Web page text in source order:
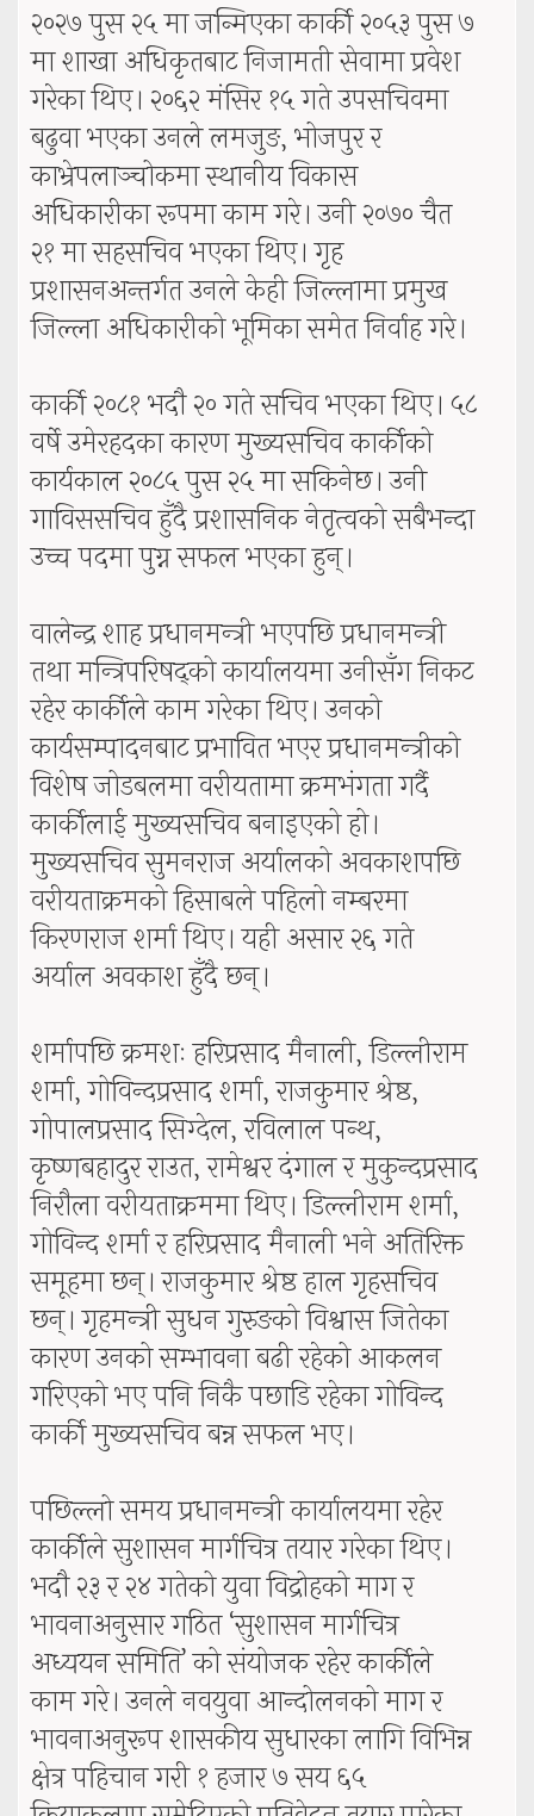
२०२७ पुस २५ मा जन्मिएका कार्की २०५३ पुस ७
मा शाखा अधिकृतबाट निजामती सेवामा प्रवेश
गरेका थिए। २०६२ मंसिर १५ गते उपसचिवमा
बढुवा भएका उनले लमजुङ, भोजपुर र
काभ्रेपलाञ्चोकमा स्थानीय विकास
अधिकारीका रूपमा काम गरे। उनी २०७० चैत
२१ मा सहसचिव भएका थिए। गृह
प्रशासनअन्तर्गत उनले केही जिल्लामा प्रमुख
जिल्ला अधिकारीको भूमिका समेत निर्वाह गरे।
कार्की २०८१ भदौ २० गते सचिव भएका थिए। ५८
वर्षे उमेरहदका कारण मुख्यसचिव कार्कीको
कार्यकाल २०८५ पुस २५ मा सकिनेछ। उनी
गाविससचिव हुँदै प्रशासनिक नेतृत्वको सबैभन्दा
उच्च पदमा पुग्न सफल भएका हुन्।
वालेन्द्र शाह प्रधानमन्त्री भएपछि प्रधानमन्त्री
तथा मन्त्रिपरिषद्को कार्यालयमा उनीसँग निकट
रहेर कार्कीले काम गरेका थिए। उनको
कार्यसम्पादनबाट प्रभावित भएर प्रधानमन्त्रीको
विशेष जोडबलमा वरीयतामा क्रमभंगता गर्दै
कार्कीलाई मुख्यसचिव बनाइएको हो।
मुख्यसचिव सुमनराज अर्यालको अवकाशपछि
वरीयताक्रमको हिसाबले पहिलो नम्बरमा
किरणराज शर्मा थिए। यही असार २६ गते
अर्याल अवकाश हुँदै छन्।
शर्मापछि क्रमशः हरिप्रसाद मैनाली, डिल्लीराम
शर्मा, गोविन्दप्रसाद शर्मा, राजकुमार श्रेष्ठ,
गोपालप्रसाद सिग्देल, रविलाल पन्थ,
कृष्णबहादुर राउत, रामेश्वर दंगाल र मुकुन्दप्रसाद
निरौला वरीयताक्रममा थिए। डिल्लीराम शर्मा,
गोविन्द शर्मा र हरिप्रसाद मैनाली भने अतिरिक्त
समूहमा छन्। राजकुमार श्रेष्ठ हाल गृहसचिव
छन्। गृहमन्त्री सुधन गुरुङको विश्वास जितेका
कारण उनको सम्भावना बढी रहेको आकलन
गरिएको भए पनि निकै पछाडि रहेका गोविन्द
कार्की मुख्यसचिव बन्न सफल भए।
पछिल्लो समय प्रधानमन्त्री कार्यालयमा रहेर
कार्कीले सुशासन मार्गचित्र तयार गरेका थिए।
भदौ २३ र २४ गतेको युवा विद्रोहको माग र
भावनाअनुसार गठित ‘सुशासन मार्गचित्र
अध्ययन समिति’ को संयोजक रहेर कार्कीले
काम गरे। उनले नवयुवा आन्दोलनको माग र
भावनाअनुरूप शासकीय सुधारका लागि विभिन्न
क्षेत्र पहिचान गरी १ हजार ७ सय ६५